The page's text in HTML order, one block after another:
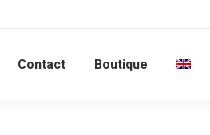
Contact Boutique